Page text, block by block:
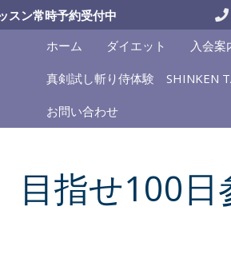
スン常時予約受付中
ホーム
ダイエット 入会案
真剣試し斬り侍体験 SHINKEN
お問い合わせ
目指せ100